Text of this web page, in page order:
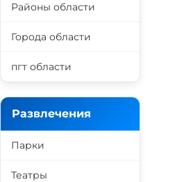
Районы области
Города области
пгт области
Развлечения
Парки
Театры